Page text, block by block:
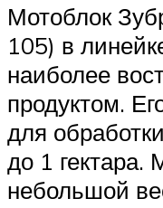
Мотоблок
105) в
наиболее
продуктом.
для
до 1 гектара.
небольшой